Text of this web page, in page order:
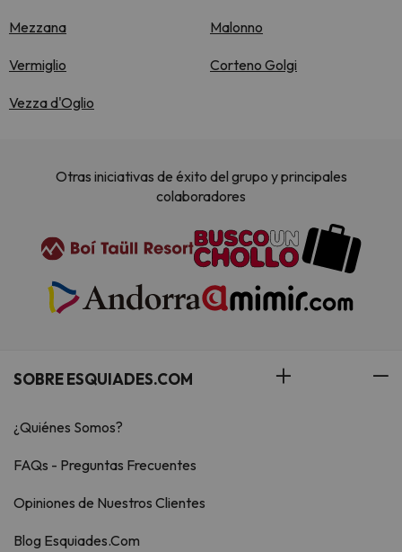
Mezzana Malonno
Vermiglio Corteno Golgi
Vezza d'Oglio
Otras iniciativas de éxito del grupo y principales
colaboradores
SOBRE ESQUIADES.COM
¿Quiénes Somos?
FAQs - Preguntas Frecuentes
Opiniones de Nuestros Clientes
Blog Esquiades.Com